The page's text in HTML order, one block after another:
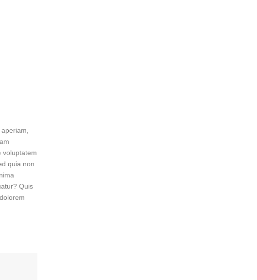
voluptatem
quia non
Quis